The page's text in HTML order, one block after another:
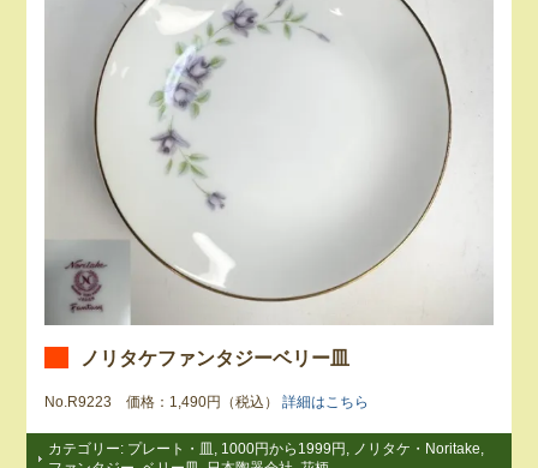
ノリタケファンタジーベリー皿
No.R9223 価格：1,490円（税込）詳細はこちら
カテゴリー: プレート・皿 1000円から1999円 ノリタケ・Noritake